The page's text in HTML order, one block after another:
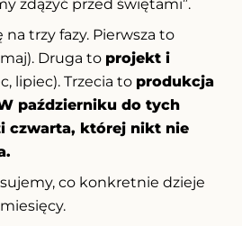
zdążyć przed świętami”.
na trzy fazy. Pierwsza to
Druga to projekt i
lipiec). Trzecia to produkcja
październiku do tych
czwarta, której nikt nie
co konkretnie dzieje